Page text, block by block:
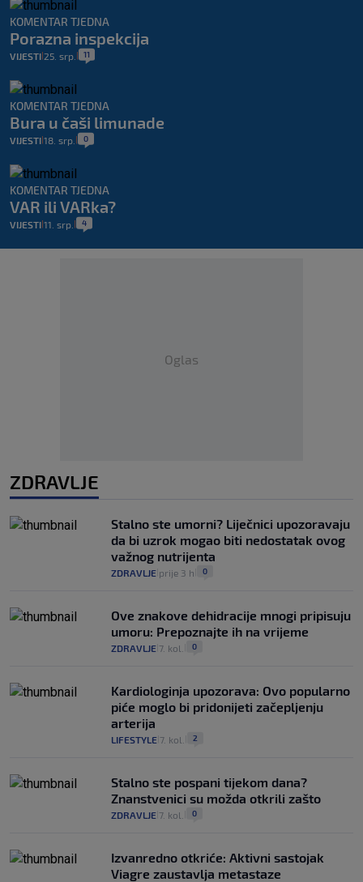
KOMENTAR TJEDNA
Porazna inspekcija
VIJESTI 25. srp. 11
KOMENTAR TJEDNA
Bura u čaši limunade
VIJESTI 18. srp. 0
KOMENTAR TJEDNA
VAR ili VARka?
VIJESTI 11. srp. 4
Oglas
ZDRAVLJE
Stalno ste umorni? Liječnici upozoravaju
da bi uzrok mogao biti nedostatak ovog
važnog nutrijenta
ZDRAVLJE prije 3 h 0
Ove znakove dehidracije mnogi pripisuju
umoru: Prepoznajte ih na vrijeme
ZDRAVLJE 7. kol. 0
Kardiologinja upozorava: Ovo popularno
piće moglo bi pridonijeti začepljenju
arterija
LIFESTYLE 7. kol. 2
Stalno ste pospani tijekom dana?
Znanstvenici su možda otkrili zašto
ZDRAVLJE 7. kol. 0
Izvanredno otkriće: Aktivni sastojak
Viagre zaustavlja metastaze